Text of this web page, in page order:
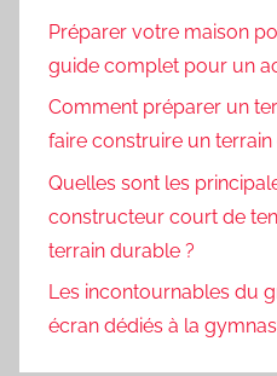
Préparer votre maison
guide complet pour un
Comment préparer un
faire construire un terrain
Quelles sont les
constructeur court de
terrain durable ?
Les incontournables du
écran dédiés à la